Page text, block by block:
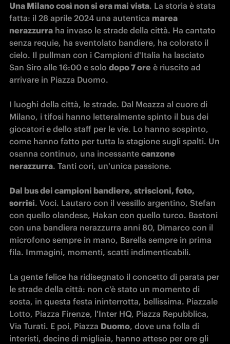
Una Milano così non si era mai vista. La storia è stata
fatta: il 28 aprile 2024 una autentica marea
nerazzurra ha invaso le strade della città. Ha cantato
senza requie, ha sventolato bandiere, ha colorato il
cielo. Il pullman con i Campioni d'Italia ha lasciato
San Siro alle 16:00 e solo dopo 7 ore è riuscito ad
arrivare in Piazza Duomo.
I luoghi della città, le strade. Dal Meazza al cuore di
Milano, i tifosi hanno letteralmente spinto il bus dei
giocatori e dello staff per le vie. Lo hanno sospinto,
come hanno fatto per tutta la stagione sugli spalti. Un
osanna continuo, una incessante canzone
nerazzurra. Tanti cori, un'unica passione.
Dal bus dei campioni bandiere, striscioni, foto,
sorrisi. Voci. Lautaro con il vessillo argentino, Stefan
con quello olandese, Hakan con quello turco. Bastoni
con una bandiera nerazzurra anni 80, Dimarco con il
microfono sempre in mano, Barella sempre in prima
fila. Immagini, momenti, scatti indimenticabili.
La gente felice ha ridisegnato il concetto di parata per
le strade della città: non c'è stato un momento di
sosta, in questa festa ininterrotta, bellissima. Piazzale
Lotto, Piazza Firenze, l'Inter HQ, Piazza Repubblica,
Via Turati. E poi, Piazza Duomo, dove una folla di
interisti, decine di migliaia, hanno atteso per ore gli